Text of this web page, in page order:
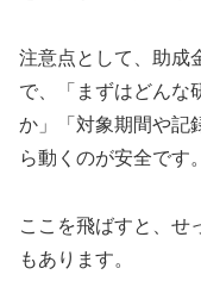
注意点として、助成
で、「まずはどんな
か」「対象期間や記
ら動くのが安全です。
ここを飛ばすと、せ
もあります。